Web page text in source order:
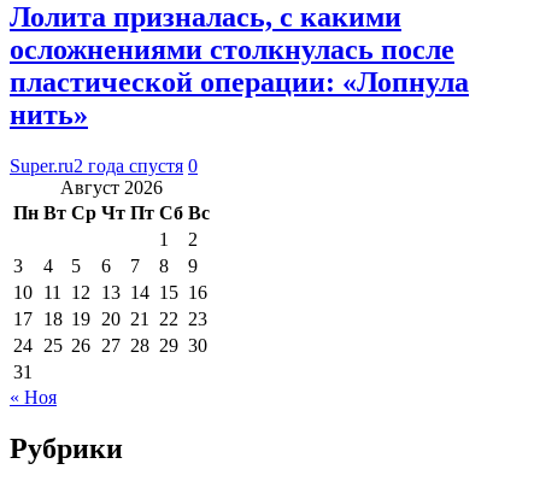
Лолита призналась, с какими
осложнениями столкнулась после
пластической операции: «Лопнула
нить»
Super.ru2 года спустя 0
Август 2026
Пн Вт Ср Чт Пт Сб Вс
1
2
3
4 5 6 7 8
9
10 11 12 13 14 15 16
17 18 19 20 21 22 23
24 25 26 27 28 29 30
31
« Ноя
Рубрики